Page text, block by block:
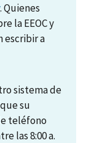
. Quienes
la EEOC y
escribir a
sistema de
su
teléfono
las 8:00 a.